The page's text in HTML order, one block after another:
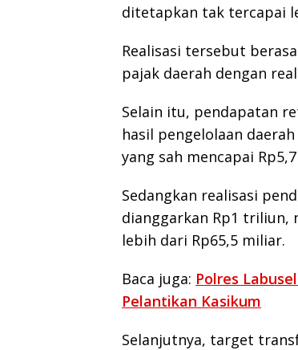
ditetapkan tak tercapai
Realisasi tersebut
pajak daerah dengan
Selain itu, pendapatan
hasil pengelolaan
yang sah mencapai
Sedangkan realisasi
dianggarkan Rp1
lebih dari Rp65,5 miliar.
Baca juga: Polres
Pelantikan Kasikum
Selanjutnya, target